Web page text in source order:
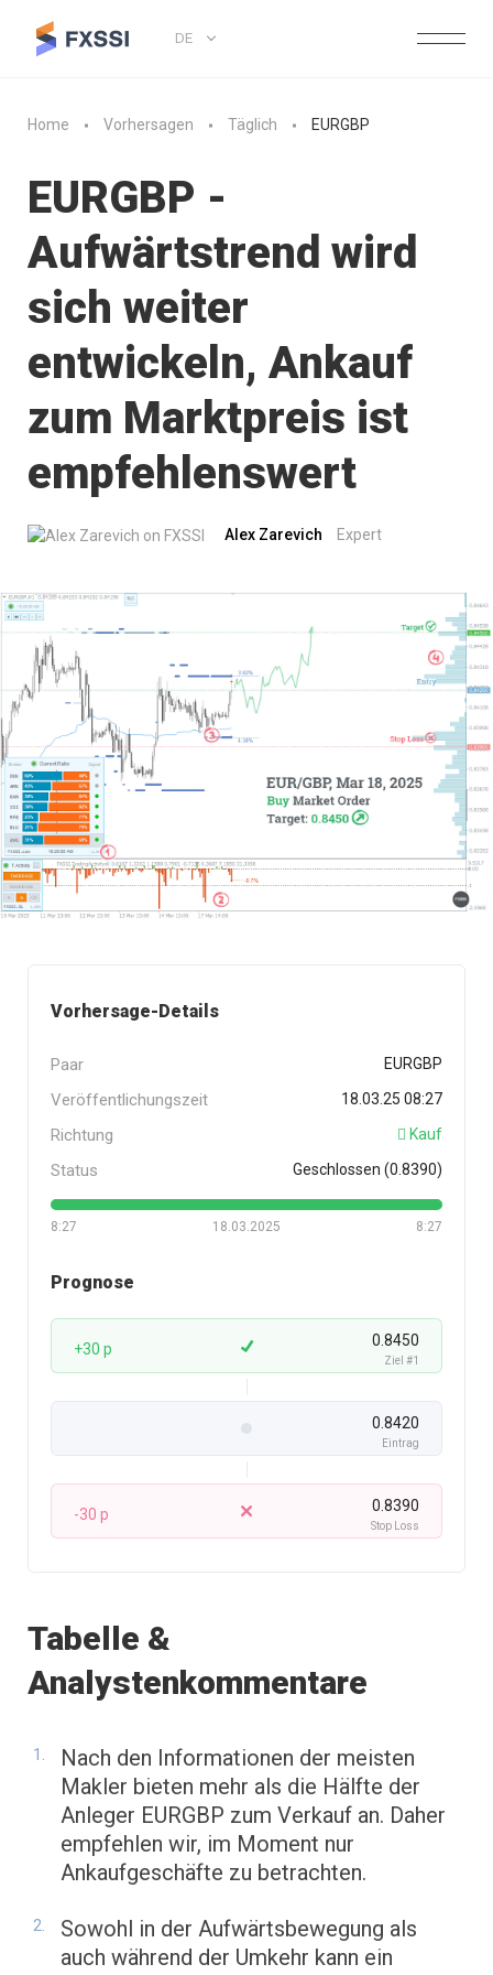
DE
Home Vorhersagen Täglich EURGBP
EURGBP -
Aufwärtstrend wird
sich weiter
entwickeln, Ankauf
zum Marktpreis ist
empfehlenswert
Alex Zarevich Expert
Vorhersage-Details
Paar EURGBP
Veröffentlichungszeit 18.03.25 08:27
Richtung Kauf
Status Geschlossen (0.8390)
8:27 8:27
18.03.2025
Prognose
+30 p 0.8450
Ziel #1
0.8420
Eintrag
-30 p 0.8390
Stop Loss
Tabelle &
Analystenkommentare
Nach den Informationen der meisten
Makler bieten mehr als die Hälfte der
Anleger EURGBP zum Verkauf an. Daher
empfehlen wir, im Moment nur
Ankaufgeschäfte zu betrachten.
Sowohl in der Aufwärtsbewegung als
auch während der Umkehr kann ein